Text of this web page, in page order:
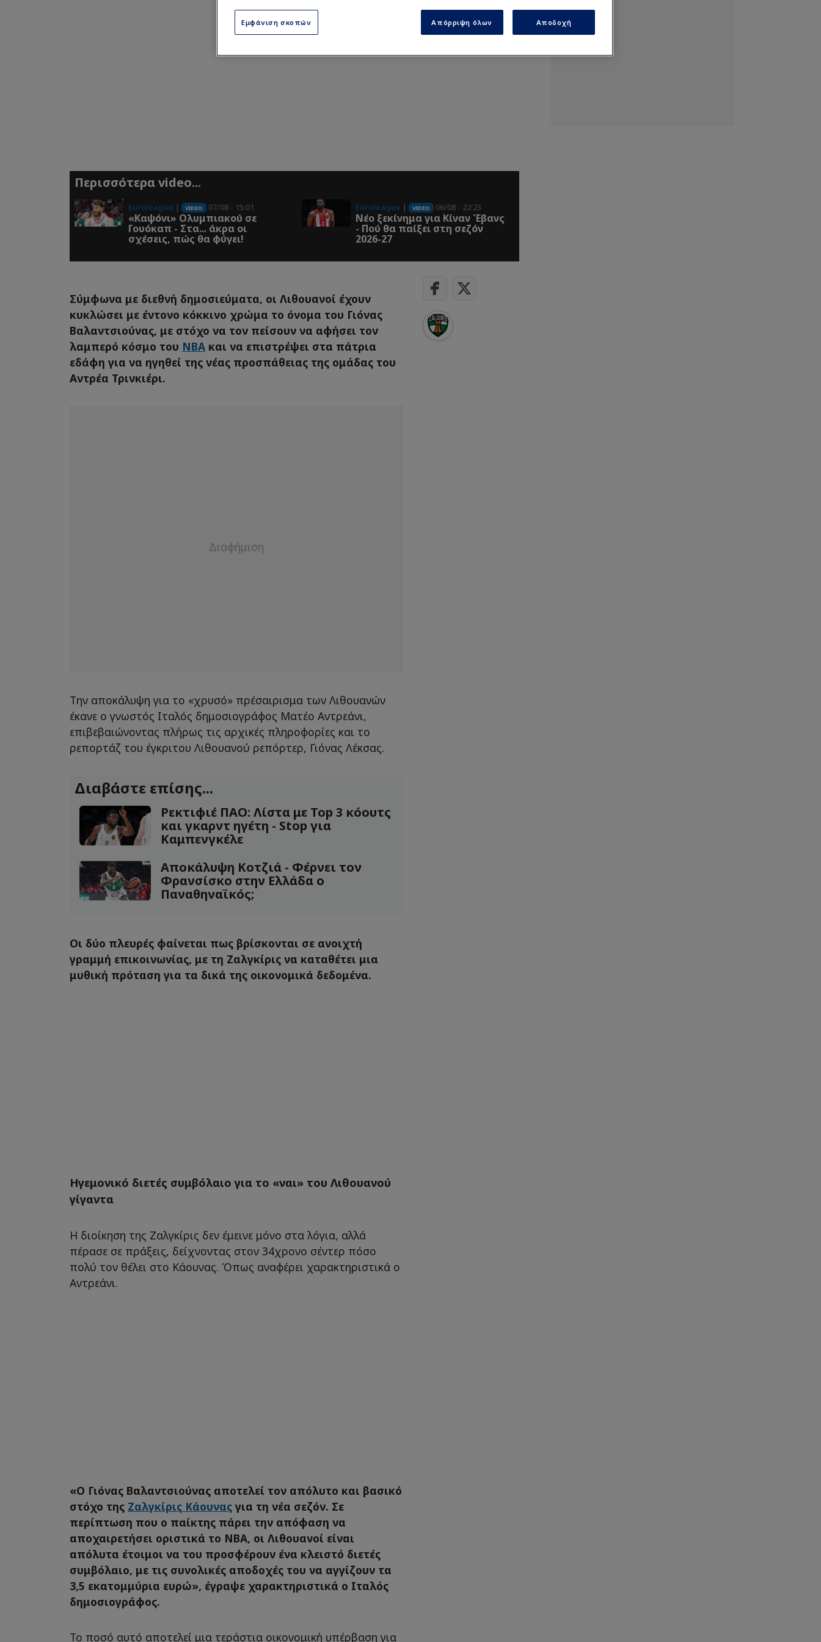
Περισσότερα video...
Euroleague | VIDEO 07/08 - 15:01
«Καψόνι» Ολυμπιακού σε
Γουόκαπ - Στα... άκρα οι
σχέσεις, πώς θα φύγει!
Euroleague | VIDEO 06/08 - 22:23
Νέο ξεκίνημα για Κίναν Έβανς
- Πού θα παίξει στη σεζόν
2026-27
Σύμφωνα με διεθνή δημοσιεύματα, οι Λιθουανοί έχουν
κυκλώσει με έντονο κόκκινο χρώμα το όνομα του Γιόνας
Βαλαντσιούνας, με στόχο να τον πείσουν να αφήσει τον
λαμπερό κόσμο του NBA και να επιστρέψει στα πάτρια
εδάφη για να ηγηθεί της νέας προσπάθειας της ομάδας του
Αντρέα Τρινκιέρι.
Την αποκάλυψη για το «χρυσό» πρέσαιρισμα των Λιθουανών
έκανε ο γνωστός Ιταλός δημοσιογράφος Ματέο Αντρεάνι,
επιβεβαιώνοντας πλήρως τις αρχικές πληροφορίες και το
ρεπορτάζ του έγκριτου Λιθουανού ρεπόρτερ, Γιόνας Λέκσας.
Διαβάστε επίσης...
Ρεκτιφιέ ΠΑΟ: Λίστα με Top 3 κόουτς
και γκαρντ ηγέτη - Stop για
Καμπενγκέλε
Αποκάλυψη Κοτζιά - Φέρνει τον
Φρανσίσκο στην Ελλάδα ο
Παναθηναϊκός;
Οι δύο πλευρές φαίνεται πως βρίσκονται σε ανοιχτή
γραμμή επικοινωνίας, με τη Ζαλγκίρις να καταθέτει μια
μυθική πρόταση για τα δικά της οικονομικά δεδομένα.
Ηγεμονικό διετές συμβόλαιο για το «ναι» του Λιθουανού
γίγαντα
Η διοίκηση της Ζαλγκίρις δεν έμεινε μόνο στα λόγια, αλλά
πέρασε σε πράξεις, δείχνοντας στον 34χρονο σέντερ πόσο
πολύ τον θέλει στο Κάουνας. Όπως αναφέρει χαρακτηριστικά ο
Αντρεάνι.
«Ο Γιόνας Βαλαντσιούνας αποτελεί τον απόλυτο και βασικό
στόχο της Ζαλγκίρις Κάουνας για τη νέα σεζόν. Σε
περίπτωση που ο παίκτης πάρει την απόφαση να
αποχαιρετήσει οριστικά το NBA, οι Λιθουανοί είναι
απόλυτα έτοιμοι να του προσφέρουν ένα κλειστό διετές
συμβόλαιο, με τις συνολικές αποδοχές του να αγγίζουν τα
3,5 εκατομμύρια ευρώ», έγραψε χαρακτηριστικά ο Ιταλός
δημοσιογράφος.
Το ποσό αυτό αποτελεί μια τεράστια οικονομική υπέρβαση για
Εμφάνιση σκοπών Απόρριψη όλων Αποδοχή